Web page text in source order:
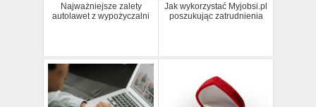
Najważniejsze zalety
autolawet z wypożyczalni
Jak wykorzystać Myjobsi.pl
poszukując zatrudnienia